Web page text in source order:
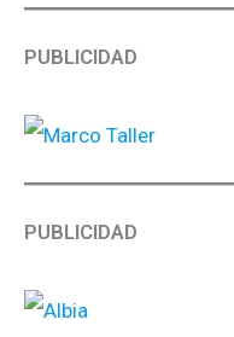
PUBLICIDAD
PUBLICIDAD